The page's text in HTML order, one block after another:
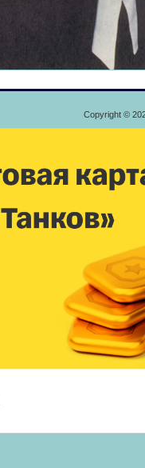
Copyright ©